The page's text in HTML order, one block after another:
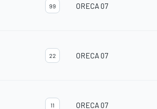
99 ORECA 07
22 ORECA 07
11 ORECA 07